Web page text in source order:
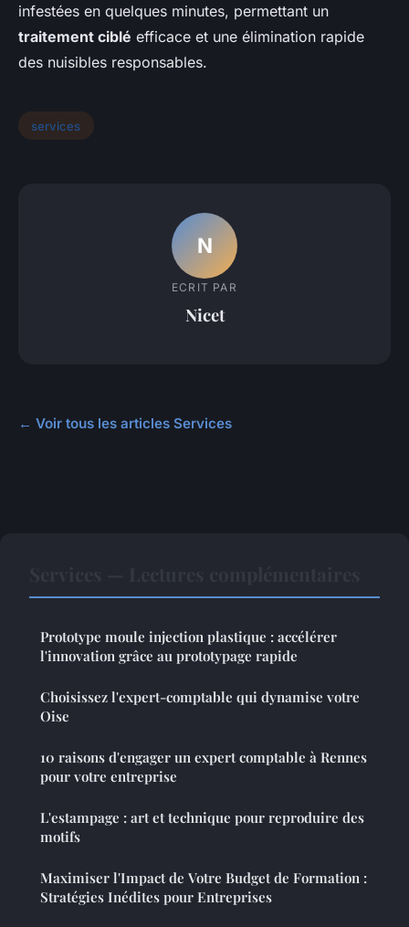
infestées en quelques minutes, permettant un
traitement ciblé efficace et une élimination rapide
des nuisibles responsables.
services
N
ECRIT PAR
Nicet
← Voir tous les articles Services
Prototype moule injection plastique : accélérer
l'innovation grâce au prototypage rapide
Choisissez l'expert-comptable qui dynamise votre
Oise
10 raisons d'engager un expert comptable à Rennes
pour votre entreprise
L'estampage : art et technique pour reproduire des
motifs
Maximiser l'Impact de Votre Budget de Formation :
Stratégies Inédites pour Entreprises